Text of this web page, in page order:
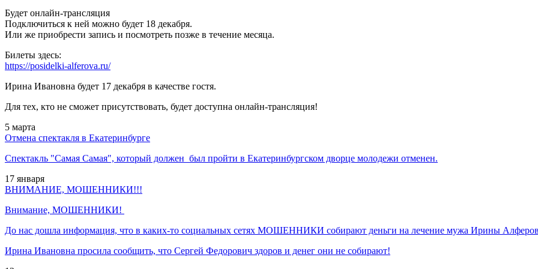
Будет онлайн-трансляция
Подключиться к ней можно будет 18 декабря.
Или же приобрести запись и посмотреть позже в течение месяца.
Билеты здесь:
https://posidelki-alferova.ru/
Ирина Ивановна будет 17 декабря в качестве гостя.
Для тех, кто не сможет присутствовать, будет доступна онлайн-трансляция!
5 марта
Отмена спектакля в Екатеринбурге
Спектакль "Самая Самая", который должен был пройти в Екатеринбургском дворце молодежи отменен.
17 января
ВНИМАНИЕ, МОШЕННИКИ!!!
Внимание, МОШЕННИКИ!
До нас дошла информация, что в каких-то социальных сетях МОШЕННИКИ собирают деньги на лечение мужа Ирины
Ирина Ивановна просила сообщить, что Сергей Федорович здоров и денег они не собирают!